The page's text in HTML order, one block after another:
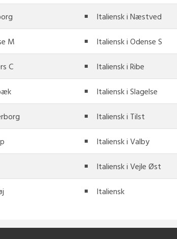
Italiensk i Næstved
M Italiensk i Odense S
C Italiensk i Ribe
Italiensk i Slagelse
Italiensk i Tilst
Italiensk i Valby
Italiensk i Vejle Øst
Italiensk